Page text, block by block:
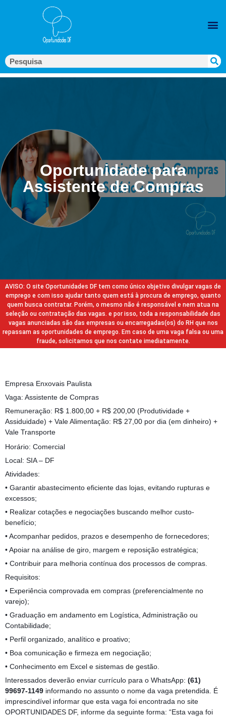
Oportunidade para
Assistente de Compras
AVISO: O site Oportunidades DF tem como único objetivo divulgar vagas de
emprego e com isso ajudar tanto quem está à procura de emprego, quanto
quem busca contratar. Porém, o mesmo não é responsável e nem atua na
seleção ou contratação das vagas. e por isso, toda a responsabilidade das
vagas anunciadas são das empresas ou encarregadas(os) do RH que nos
repassam as oportunidades de emprego. Em caso de uma vaga falsa ou uma
fraude, solicitamos que nos contate imediatamente.
Empresa Enxovais Paulista
Vaga: Assistente de Compras
Remuneração: R$ 1.800,00 + R$ 200,00 (Produtividade +
Assiduidade) + Vale Alimentação: R$ 27,00 por dia (em dinheiro) +
Vale Transporte
Horário: Comercial
Local: SIA – DF
Atividades:
• Garantir abastecimento eficiente das lojas, evitando rupturas e
excessos;
• Realizar cotações e negociações buscando melhor custo-
benefício;
• Acompanhar pedidos, prazos e desempenho de fornecedores;
• Apoiar na análise de giro, margem e reposição estratégica;
• Contribuir para melhoria contínua dos processos de compras.
Requisitos:
• Experiência comprovada em compras (preferencialmente no
varejo);
• Graduação em andamento em Logística, Administração ou
Contabilidade;
• Perfil organizado, analítico e proativo;
• Boa comunicação e firmeza em negociação;
• Conhecimento em Excel e sistemas de gestão.
Interessados deverão enviar currículo para o WhatsApp: (61)
99697-1149 informando no assunto o nome da vaga pretendida. É
imprescindível informar que esta vaga foi encontrada no site
OPORTUNIDADES DF, informe da seguinte forma: “Esta vaga foi